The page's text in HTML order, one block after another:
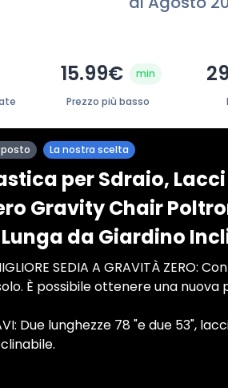
15.99€ min
Prezzo più basso
posto La nostra scelta
per Sdraio,
Gravity Chair
da Giardino
SEDIA A GRAVITÀ
È possibile ottenere una
Due lunghezze 78 "e due 53",